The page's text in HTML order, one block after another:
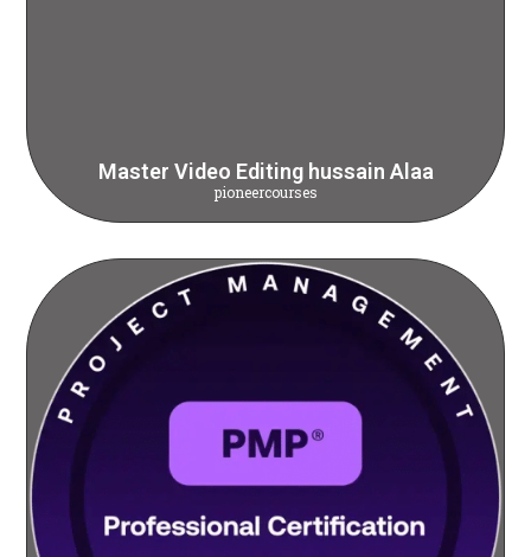
Master Video Editing hussain Alaa
pioneercourses